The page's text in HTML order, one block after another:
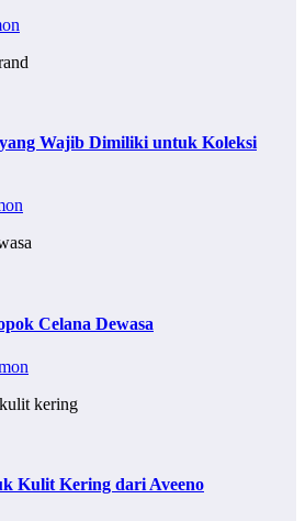
Wajib Dimiliki untuk Koleksi
Celana Dewasa
Kulit Kering dari Aveeno